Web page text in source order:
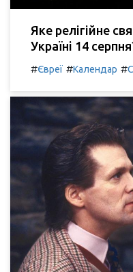
Яке релігійне
Україні 14
#Євреї #Календар #